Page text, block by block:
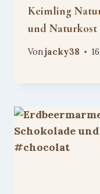
Keimling
und Naturkost
Vonjacky38